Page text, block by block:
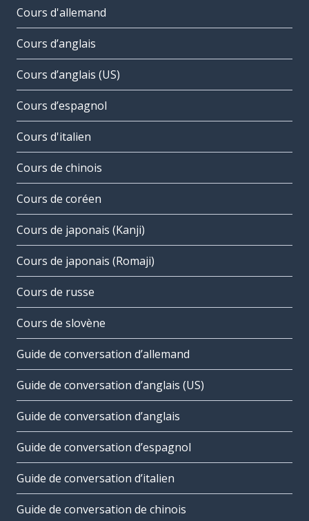
Cours d'allemand
Cours d’anglais
Cours d’anglais (US)
Cours d’espagnol
Cours d'italien
Cours de chinois
Cours de coréen
Cours de japonais (Kanji)
Cours de japonais (Romaji)
Cours de russe
Cours de slovène
Guide de conversation d’allemand
Guide de conversation d’anglais (US)
Guide de conversation d’anglais
Guide de conversation d’espagnol
Guide de conversation d’italien
Guide de conversation de chinois